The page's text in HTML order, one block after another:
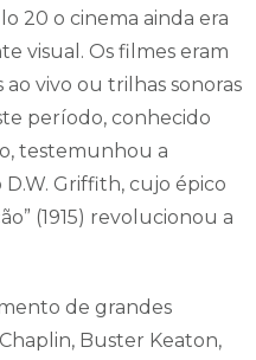
20 o cinema ainda era
visual. Os filmes eram
vivo ou trilhas sonoras
período, conhecido
testemunhou a
D.W. Griffith, cujo épico
(1915) revolucionou a
de grandes
Buster Keaton,